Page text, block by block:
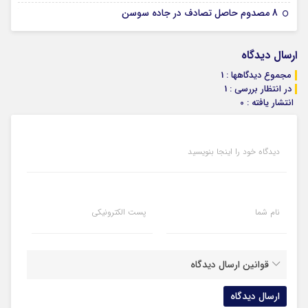
8 مصدوم حاصل تصادف در جاده سوسن
ارسال دیدگاه
مجموع دیدگاهها : 1
در انتظار بررسی : 1
انتشار یافته : 0
دیدگاه خود را اینجا بنویسید
نام شما پست الکترونیکی
قوانین ارسال دیدگاه